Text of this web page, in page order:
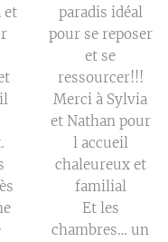
et
paradis idéal
pour se reposer
et se
ressourcer!!!
Merci à Sylvia
et Nathan pour
l accueil
chaleureux et
familial
Et les
chambres… un